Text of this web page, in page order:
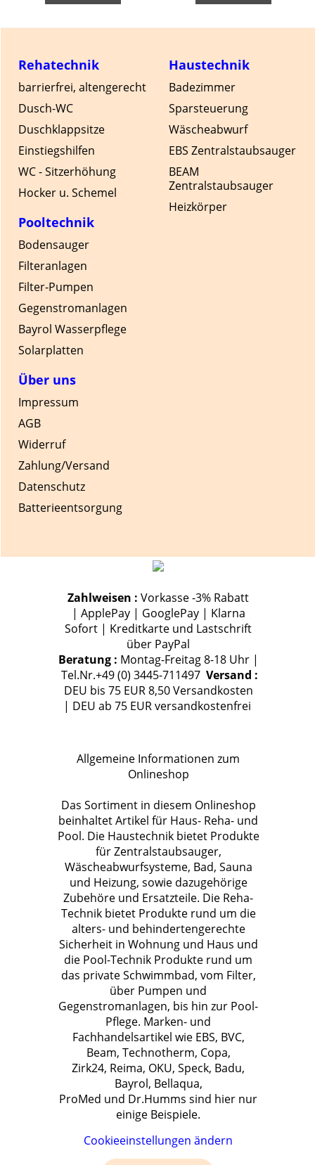
Haustechnik
Badezimmer
Sparsteuerung
Wäscheabwurf
EBS Zentralstaubsauger
BEAM
Zentralstaubsauger
Heizkörper
Rehatechnik
barrierfrei, altengerecht
Dusch-WC
Duschklappsitze
Einstiegshilfen
WC - Sitzerhöhung
Hocker u. Schemel
Pooltechnik
Bodensauger
Filteranlagen
Filter-Pumpen
Gegenstromanlagen
Bayrol Wasserpflege
Solarplatten
Über uns
Impressum
AGB
Widerruf
Zahlung/Versand
Datenschutz
Batterieentsorgung
Zahlweisen : Vorkasse -3% Rabatt
| ApplePay | GooglePay | Klarna
Sofort | Kreditkarte und Lastschrift
über PayPal
Beratung : Montag-Freitag 8-18 Uhr |
Tel.Nr.+49 (0) 3445-711497 Versand :
DEU bis 75 EUR 8,50 Versandkosten
| DEU ab 75 EUR versandkostenfrei
Allgemeine Informationen zum
Onlineshop
Das Sortiment in diesem Onlineshop
beinhaltet Artikel für Haus- Reha- und
Pool. Die Haustechnik bietet Produkte
für Zentralstaubsauger,
Wäscheabwurfsysteme, Bad, Sauna
und Heizung, sowie dazugehörige
Zubehöre und Ersatzteile. Die Reha-
Technik bietet Produkte rund um die
alters- und behindertengerechte
Sicherheit in Wohnung und Haus und
die Pool-Technik Produkte rund um
das private Schwimmbad, vom Filter,
über Pumpen und
Gegenstromanlagen, bis hin zur Pool-
Pflege. Marken- und
Fachhandelsartikel wie EBS, BVC,
Beam, Technotherm, Copa,
Zirk24, Reima, OKU, Speck, Badu,
Bayrol, Bellaqua,
ProMed und Dr.Humms sind hier nur
einige Beispiele.
Cookieeinstellungen ändern